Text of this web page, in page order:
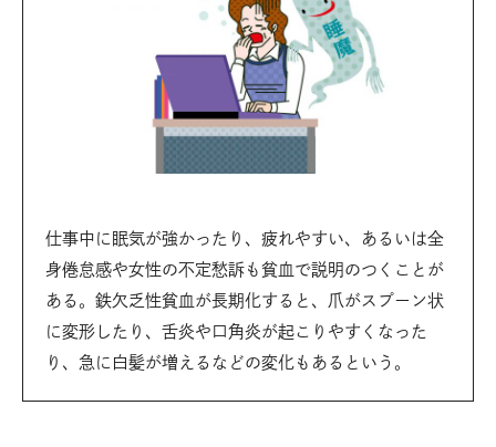
仕事中に眠気が強かったり、疲れやすい、あるいは全
身倦怠感や女性の不定愁訴も貧血で説明のつくことが
ある。鉄欠乏性貧血が長期化すると、爪がスプーン状
に変形したり、舌炎や口角炎が起こりやすくなった
り、急に白髪が増えるなどの変化もあるという。